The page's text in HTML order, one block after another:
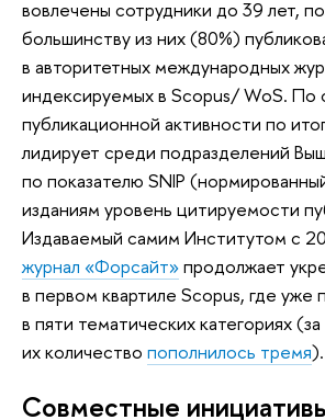
вовлечены сотрудники до 39 лет,
большинству из них (80%)
в авторитетных международных
индексируемых в Scopus/ WoS.
публикационной активности по
лидирует среди подразделений
по показателю SNIP
изданиям уровень цитируемости
Издаваемый самим Институтом с
журнал «Форсайт»продолжает
в первом квартиле Scopus, где уже
в пяти тематических категориях
их количество пополнилось тремя).
Совместные